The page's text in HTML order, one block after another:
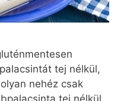
tej nélkül,
nehéz csak
tej nélkül,